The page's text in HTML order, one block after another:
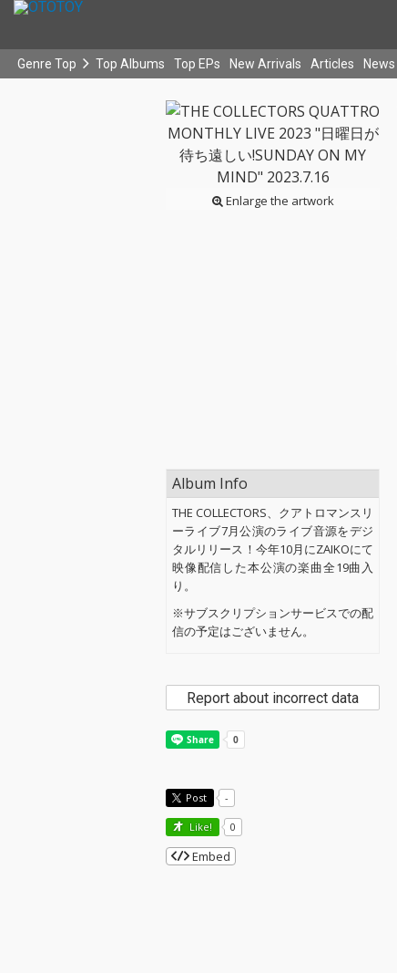
Genre Top Top Albums Top EPs New Arrivals Articles News
Enlarge the artwork
Album Info
THE COLLECTORS、クアトロマンスリ
ーライブ7月公演のライブ音源をデジ
タルリリース！今年10月にZAIKOにて
映像配信した本公演の楽曲全19曲入
り。
※サブスクリプションサービスでの配
信の予定はございません。
Report about incorrect data
Post -
Like! 0
Embed